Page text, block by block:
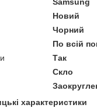
Новий
Чорний
По всій
Так
Скло
характеристики